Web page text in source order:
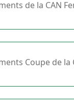
de la CAN
Coupe de